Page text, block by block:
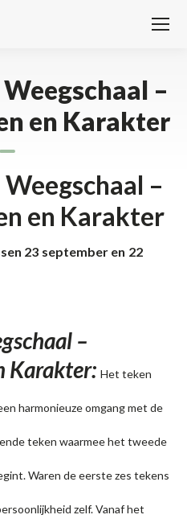
–
en Karakter
–
en Karakter
23 september en 22
–
Karakter: Het teken
harmonieuze omgang met de
teken waarmee het tweede
Waren de eerste zes tekens
zelf. Vanaf het